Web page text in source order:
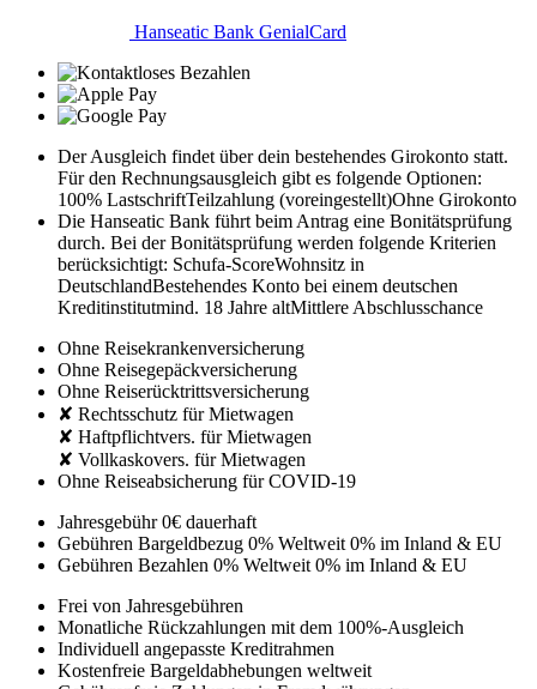
Hanseatic Bank GenialCard
Der Ausgleich findet über dein bestehendes Girokonto statt.
Für den Rechnungsausgleich gibt es folgende Optionen:
100% LastschriftTeilzahlung (voreingestellt)Ohne Girokonto
Die Hanseatic Bank führt beim Antrag eine Bonitätsprüfung
durch. Bei der Bonitätsprüfung werden folgende Kriterien
berücksichtigt: Schufa-ScoreWohnsitz in
DeutschlandBestehendes Konto bei einem deutschen
Kreditinstitutmind. 18 Jahre altMittlere Abschlusschance
Ohne Reisekrankenversicherung
Ohne Reisegepäckversicherung
Ohne Reiserücktrittsversicherung
✘ Rechtsschutz für Mietwagen
✘ Haftpflichtvers. für Mietwagen
✘ Vollkaskovers. für Mietwagen
Ohne Reiseabsicherung für COVID-19
Jahresgebühr 0€ dauerhaft
Gebühren Bargeldbezug 0% Weltweit 0% im Inland & EU
Gebühren Bezahlen 0% Weltweit 0% im Inland & EU
Frei von Jahresgebühren
Monatliche Rückzahlungen mit dem 100%-Ausgleich
Individuell angepasste Kreditrahmen
Kostenfreie Bargeldabhebungen weltweit